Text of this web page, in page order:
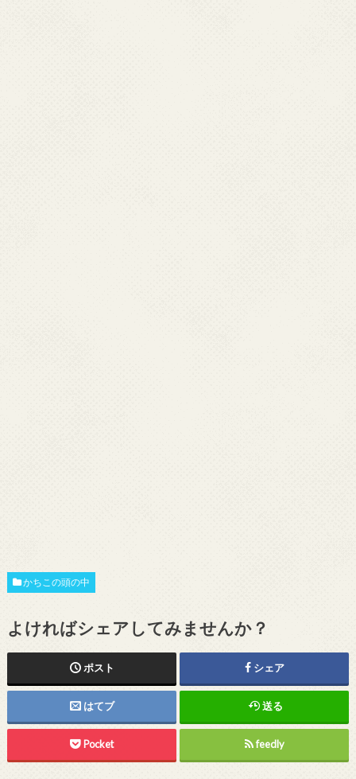
かちこの頭の中
よければシェアしてみませんか？
ポスト シェア
はてブ 送る
Pocket feedly